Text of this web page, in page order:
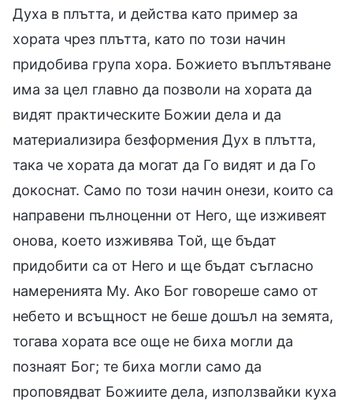
Духа в плътта, и действа като пример за
хората чрез плътта, като по този начин
придобива група хора. Божието въплътяване
има за цел главно да позволи на хората да
видят практическите Божии дела и да
материализира безформения Дух в плътта,
така че хората да могат да Го видят и да Го
докоснат. Само по този начин онези, които са
направени пълноценни от Него, ще изживеят
онова, което изживява Той, ще бъдат
придобити са от Него и ще бъдат съгласно
намеренията Му. Ако Бог говореше само от
небето и всъщност не беше дошъл на земята,
тогава хората все още не биха могли да
познаят Бог; те биха могли само да
проповядват Божиите дела, използвайки куха